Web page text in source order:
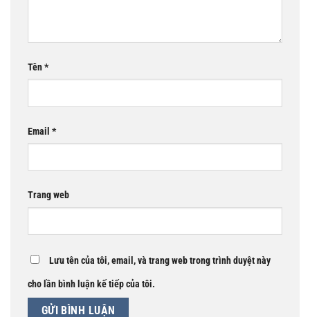
Tên*
Email *
Trang web
Lưu tên của tôi, email, và trang web trong trình duyệt này
cho lần bình luận kế tiếp của tôi.